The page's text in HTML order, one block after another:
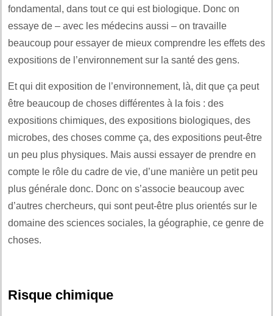
fondamental, dans tout ce qui est biologique. Donc on
essaye de – avec les médecins aussi – on travaille
beaucoup pour essayer de mieux comprendre les effets des
expositions de l’environnement sur la santé des gens.
Et qui dit exposition de l’environnement, là, dit que ça peut
être beaucoup de choses différentes à la fois : des
expositions chimiques, des expositions biologiques, des
microbes, des choses comme ça, des expositions peut-être
un peu plus physiques. Mais aussi essayer de prendre en
compte le rôle du cadre de vie, d’une manière un petit peu
plus générale donc. Donc on s’associe beaucoup avec
d’autres chercheurs, qui sont peut-être plus orientés sur le
domaine des sciences sociales, la géographie, ce genre de
choses.
Risque chimique